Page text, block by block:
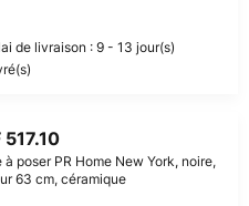
de livraison : 9 - 13 jour(s)
517.10
à poser PR Home New York, noire,
63 cm, céramique